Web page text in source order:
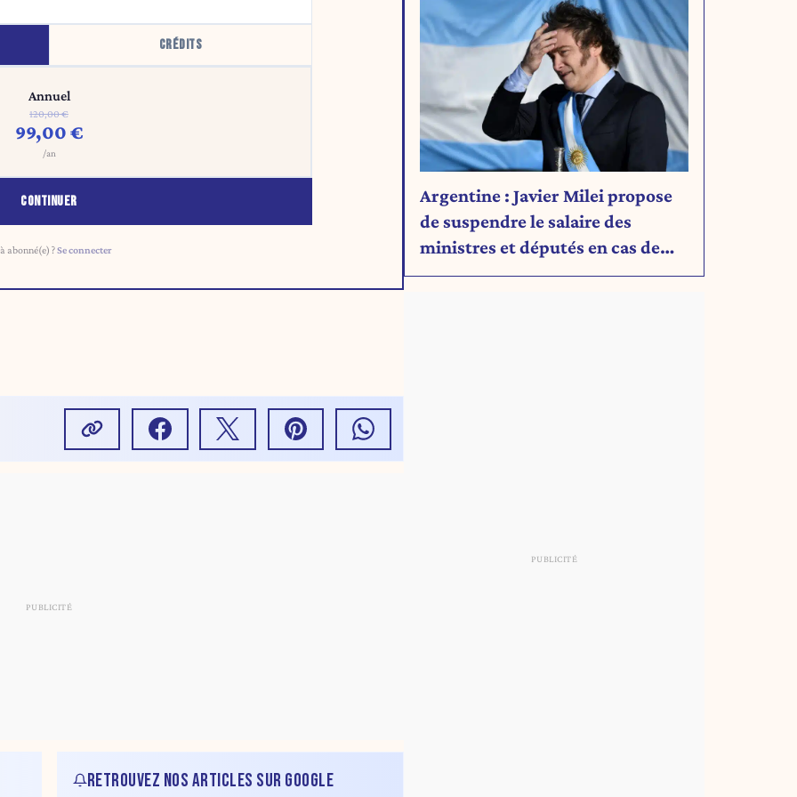
CRÉDITS
Annuel
120,00 €
99,00 €
/an
CONTINUER
abonné(e) ?Se connecter
RETROUVEZ NOS ARTICLES SUR GOOGLE
Argentine : Javier Milei propose
de suspendre le salaire des
ministres et députés en cas de
déficit budgétaire